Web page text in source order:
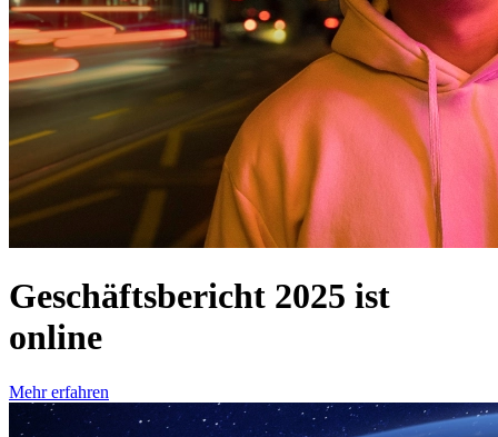
Geschäftsbericht 2025 ist
online
Mehr erfahren